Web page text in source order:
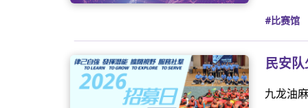
#比赛馆
民安
九龙油